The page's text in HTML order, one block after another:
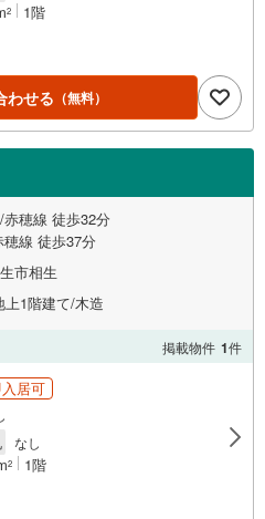
2 1階
わせる （無料）
穂線 徒歩32分
線 徒歩37分
市相生
上1階建て/木造
掲載物件 1件
居可
なし
2 1階